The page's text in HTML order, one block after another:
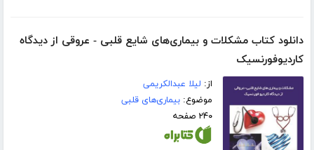
دانلود کتاب مشکلات و بیماری‌های شایع قلبی - عروقی از دیدگاه
کاردیوفورنسیک
از: لیلا عبدالکریمی
موضوع:بیماری‌های قلبی
۲۴۰ صفحه